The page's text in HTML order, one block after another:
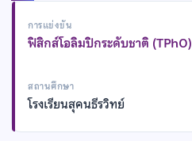
การแข่งขัน
ฟิสิกส์โอลิมปิกระดับชาติ (TPhO)
สถานศึกษา
โรงเรียนสุคนธีรวิทย์